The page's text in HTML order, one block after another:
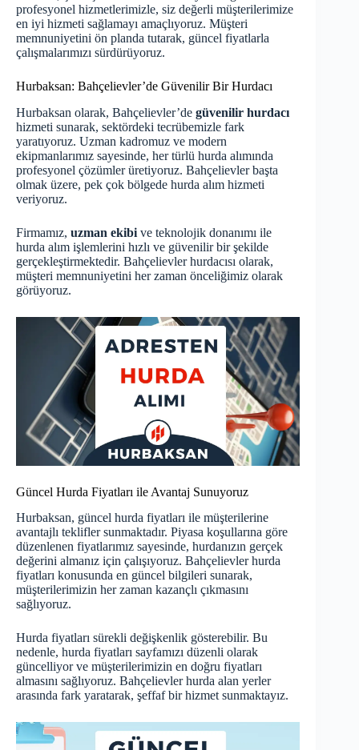
profesyonel hizmetlerimizle, siz değerli müşterilerimize
en iyi hizmeti sağlamayı amaçlıyoruz. Müşteri
memnuniyetini ön planda tutarak, güncel fiyatlarla
çalışmalarımızı sürdürüyoruz.
Hurbaksan: Bahçelievler’de Güvenilir Bir Hurdacı
Hurbaksan olarak, Bahçelievler’de güvenilir hurdacı
hizmeti sunarak, sektördeki tecrübemizle fark
yaratıyoruz. Uzman kadromuz ve modern
ekipmanlarımız sayesinde, her türlü hurda alımında
profesyonel çözümler üretiyoruz. Bahçelievler başta
olmak üzere, pek çok bölgede hurda alım hizmeti
veriyoruz.
Firmamız, uzman ekibi ve teknolojik donanımı ile
hurda alım işlemlerini hızlı ve güvenilir bir şekilde
gerçekleştirmektedir. Bahçelievler hurdacısı olarak,
müşteri memnuniyetini her zaman önceliğimiz olarak
görüyoruz.
Güncel Hurda Fiyatları ile Avantaj Sunuyoruz
Hurbaksan, güncel hurda fiyatları ile müşterilerine
avantajlı teklifler sunmaktadır. Piyasa koşullarına göre
düzenlenen fiyatlarımız sayesinde, hurdanızın gerçek
değerini almanız için çalışıyoruz. Bahçelievler hurda
fiyatları konusunda en güncel bilgileri sunarak,
müşterilerimizin her zaman kazançlı çıkmasını
sağlıyoruz.
Hurda fiyatları sürekli değişkenlik gösterebilir. Bu
nedenle, hurda fiyatları sayfamızı düzenli olarak
güncelliyor ve müşterilerimizin en doğru fiyatları
almasını sağlıyoruz. Bahçelievler hurda alan yerler
arasında fark yaratarak, şeffaf bir hizmet sunmaktayız.